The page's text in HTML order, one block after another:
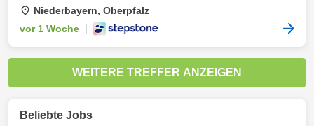
Niederbayern, Oberpfalz
vor 1 Woche
WEITERE TREFFER ANZEIGEN
Beliebte Jobs